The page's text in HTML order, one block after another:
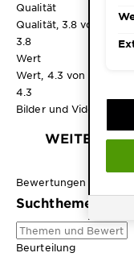
Qualität
Qualität, 3.8 von 5
3.8
Wert
Wert, 4.3 von 5
4.3
Bilder und Videos von
WEITER
Bewertungen filtern
Suchthemen und
Beurteilung